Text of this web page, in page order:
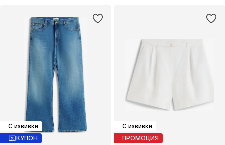
С извивки
КУПОН
С извивки
ПРОМОЦИЯ